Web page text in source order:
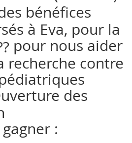
bénéfices
à Eva, pour la
pour nous aider
recherche contre
des
: